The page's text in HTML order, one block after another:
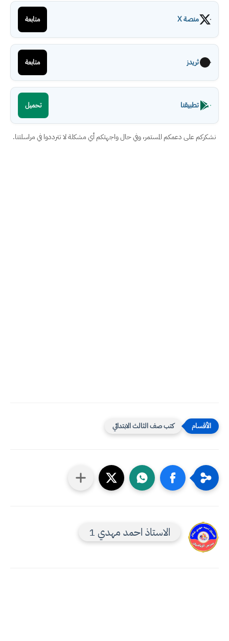
منصة X متابعة
ثريدز متابعة
تطبيقنا تحميل
نشكركم على دعمكم المستمر، وفي حال واجهتكم أي مشكلة لا تترددوا في مراسلتنا.
كتب صف الثالث الابتدائي
الاستاذ احمد مهدي 1